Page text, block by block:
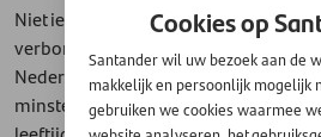
Niet iedereen kan zomaar geld
verbonden die belangrijk zijn. U moet
Nederland wonen, over een vast
minstens achttien jaar zijn, de lening
Cookies op
Santander wil uw bezoek aan de
makkelijk en persoonlijk mogelijk
gebruiken we cookies waarmee